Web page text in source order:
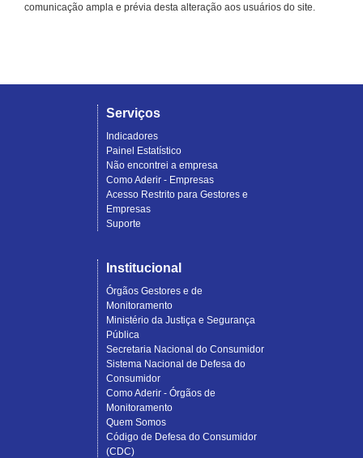
comunicação ampla e prévia desta alteração aos usuários do site.
Serviços
Indicadores
Painel Estatístico
Não encontrei a empresa
Como Aderir - Empresas
Acesso Restrito para Gestores e
Empresas
Suporte
Institucional
Órgãos Gestores e de
Monitoramento
Ministério da Justiça e Segurança
Pública
Secretaria Nacional do Consumidor
Sistema Nacional de Defesa do
Consumidor
Como Aderir - Órgãos de
Monitoramento
Quem Somos
Código de Defesa do Consumidor
(CDC)